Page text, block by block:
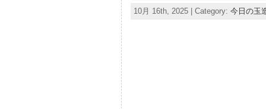
10月 16th, 2025 | Category: 今日の玉